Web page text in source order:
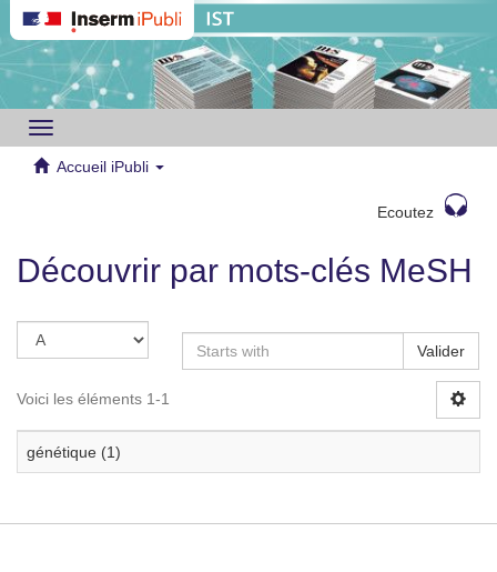
Toggle
navigation
Accueil iPubli
Ecoutez
Découvrir par mots-clés MeSH
Valider
Voici les éléments 1-1
génétique (1)